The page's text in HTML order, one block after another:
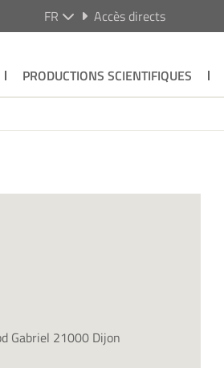
FR Accès directs
PRODUCTIONS SCIENTIFIQUES
Gabriel 21000 Dijon